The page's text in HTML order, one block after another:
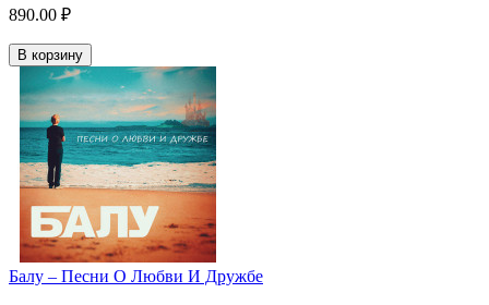
890.00 ₽
В корзину
Балу ‎– Песни О Любви И Дружбе